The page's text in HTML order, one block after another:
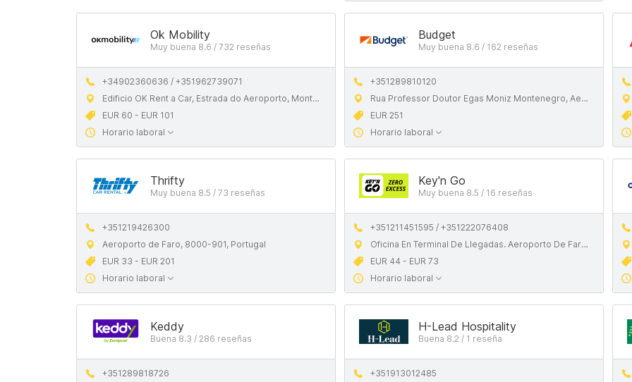
Ok Mobility
Muy buena 8.6 / 732 reseñas
+34902360636 / +351962739071
Edificio OK Rent a Car, Estrada do Aeroporto, Montenegro, Faro, 8005-146 Faro
EUR 60 - EUR 101
Horario laboral
Budget
Muy buena 8.6 / 162 reseñas
+351289810120
Rua Professor Doutor Egas Moniz Montenegro, Aeroporto, 8000-124 Faro, Portugal
EUR 251
Horario laboral
Thrifty
Muy buena 8.5 / 73 reseñas
+351219426300
Aeroporto de Faro, 8000-901, Portugal
EUR 33 - EUR 201
Horario laboral
Key'n Go
Muy buena 8.5 / 16 reseñas
+351211451595 / +351222076408
Oficina En Terminal De Llegadas. Aeroporto De Faro, 8005-143 Faro, Portugal
EUR 44 - EUR 73
Horario laboral
Keddy
Buena 8.3 / 286 reseñas
+351289818726
H-Lead Hospitality
Buena 8.2 / 1 reseña
+351913012485